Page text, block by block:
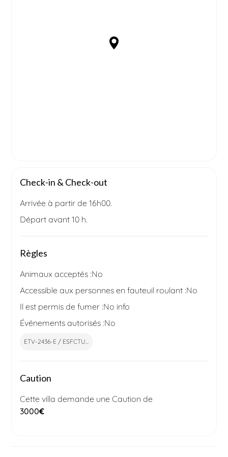
Check-in & Check-out
Arrivée à partir de 16h00.
Départ avant 10 h.
Règles
Animaux acceptés :No
Accessible aux personnes en fauteuil roulant :No
Il est permis de fumer :No info
Événements autorisés :No
ETV-2436-E / ESFCTU...
Caution
Cette villa demande une Caution de
3000€